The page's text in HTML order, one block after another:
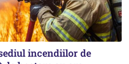
incendiilor de